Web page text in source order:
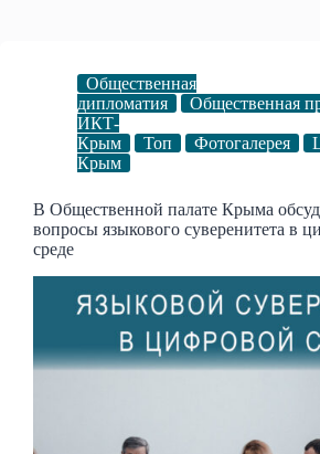
Общественная
дипломатия
Общественная
ИКТ-
Крым
Топ Фотогалерея
Крым
В Общественной палате Крыма
вопросы языкового суверенитета в
среде